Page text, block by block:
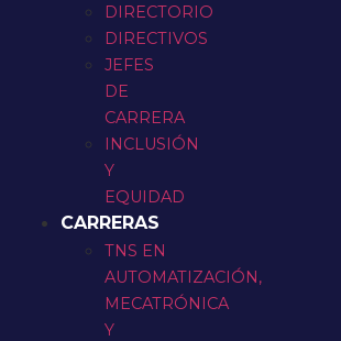
DIRECTORIO
DIRECTIVOS
JEFES
DE
CARRERA
INCLUSIÓN
Y
EQUIDAD
CARRERAS
TNS EN
AUTOMATIZACIÓN,
MECATRÓNICA
Y